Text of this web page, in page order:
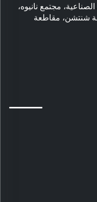
الصناعية، مجتمع نانيوه،
شنتشن، مقاطعة